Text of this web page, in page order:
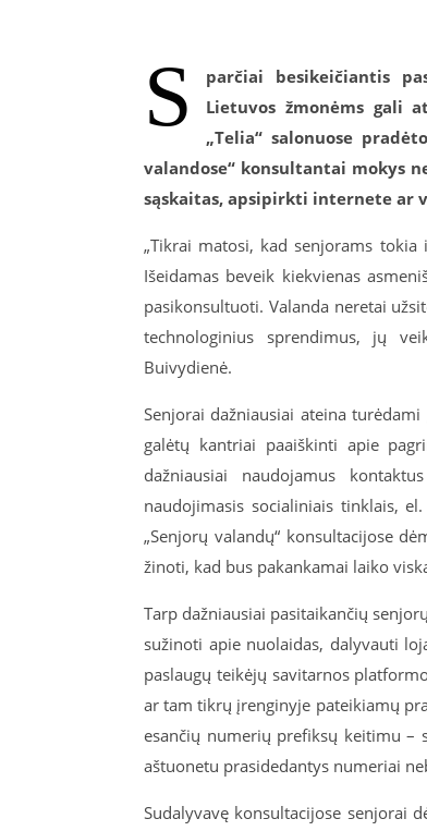
S
parčiai besikeičiantis
Lietuvos žmonėms gali
„Telia“ salonuose
valandose“ konsultantai mokys
sąskaitas, apsipirkti internete ar
„Tikrai matosi, kad senjorams
Išeidamas beveik kiekvienas
pasikonsultuoti. Valanda neretai
technologinius sprendimus, jų
Buivydienė.
Senjorai dažniausiai ateina
galėtų kantriai paaiškinti apie
dažniausiai naudojamus
naudojimasis socialiniais tinklais,
„Senjorų valandų“ konsultacijose
žinoti, kad bus pakankamai laiko
Tarp dažniausiai pasitaikančių
sužinoti apie nuolaidas, dalyvauti
paslaugų teikėjų savitarnos
ar tam tikrų įrenginyje pateikiamų
esančių numerių prefiksų keitimu
aštuonetu prasidedantys numeriai
Sudalyvavę konsultacijose senjorai